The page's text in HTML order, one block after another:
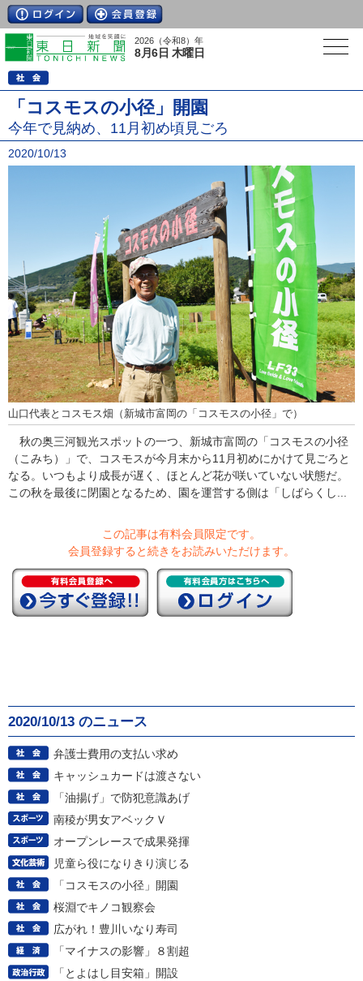
2026（令和8）年
8月6日 木曜日
「コスモスの小径」開園
今年で見納め、11月初め頃見ごろ
2020/10/13
山口代表とコスモス畑（新城市富岡の「コスモスの小径」で）
秋の奥三河観光スポットの一つ、新城市富岡の「コスモスの小径
（こみち）」で、コスモスが今月末から11月初めにかけて見ごろと
なる。いつもより成長が遅く、ほとんど花が咲いていない状態だ。
この秋を最後に閉園となるため、園を運営する側は「しばらくし...
この記事は有料会員限定です。
会員登録すると続きをお読みいただけます。
2020/10/13 のニュース
弁護士費用の支払い求め
キャッシュカードは渡さない
「油揚げ」で防犯意識あげ
南稜が男女アベックＶ
オープンレースで成果発揮
児童ら役になりきり演じる
「コスモスの小径」開園
桜淵でキノコ観察会
広がれ！豊川いなり寿司
「マイナスの影響」８割超
「とよはし目安箱」開設